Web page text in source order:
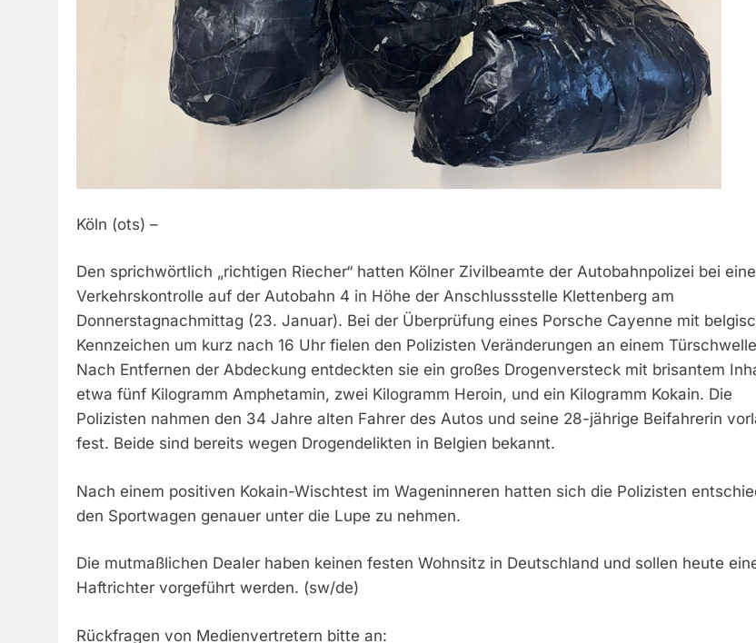
Köln (ots) –
Den sprichwörtlich „richtigen Riecher“ hatten Kölner Zivilbeamte der Autobahnpolizei bei
Verkehrskontrolle auf der Autobahn 4 in Höhe der Anschlussstelle Klettenberg am
Donnerstagnachmittag (23. Januar). Bei der Überprüfung eines Porsche Cayenne mit
Kennzeichen um kurz nach 16 Uhr fielen den Polizisten Veränderungen an einem
Nach Entfernen der Abdeckung entdeckten sie ein großes Drogenversteck mit brisantem
etwa fünf Kilogramm Amphetamin, zwei Kilogramm Heroin, und ein Kilogramm Kokain. Die
Polizisten nahmen den 34 Jahre alten Fahrer des Autos und seine 28-jährige Beifahrerin
fest. Beide sind bereits wegen Drogendelikten in Belgien bekannt.
Nach einem positiven Kokain-Wischtest im Wageninneren hatten sich die Polizisten
den Sportwagen genauer unter die Lupe zu nehmen.
Die mutmaßlichen Dealer haben keinen festen Wohnsitz in Deutschland und sollen heute
Haftrichter vorgeführt werden. (sw/de)
Rückfragen von Medienvertretern bitte an: